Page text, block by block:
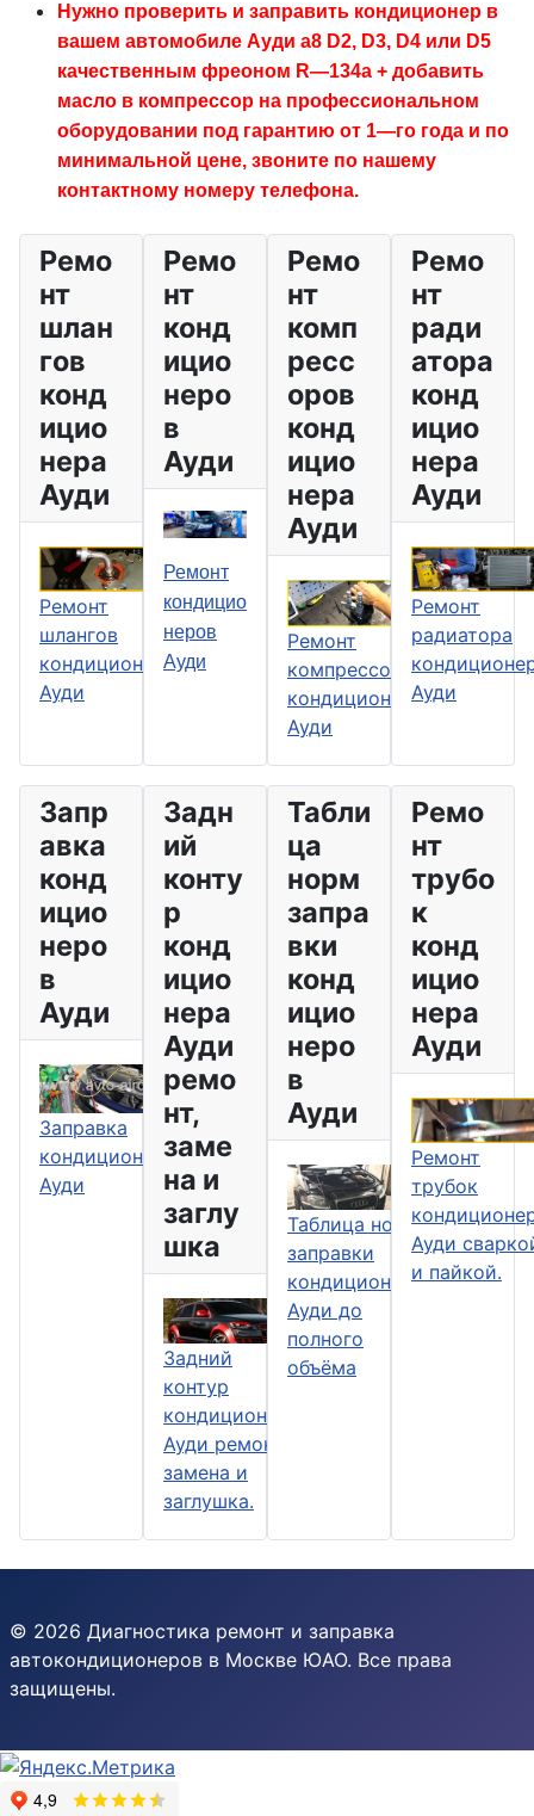
Нужно проверить и заправить кондиционер в
вашем автомобиле Ауди a8 D2, D3, D4 или D5
качественным фреоном R—134a + добавить
масло в компрессор на профессиональном
оборудовании под гарантию от 1—го года и по
минимальной цене, звоните по нашему
контактному номеру телефона.
Ремо
нт
шлан
гов
конд
ицио
нера
Ауди
Ремонт
шлангов
кондиционера
Ауди
Ремо
нт
конд
ицио
неро
в
Ауди
Ремонт
кондицио
неров
Ауди
Ремо
нт
комп
ресс
оров
конд
ицио
нера
Ауди
Ремонт
компрессоров
кондиционера
Ауди
Ремо
нт
ради
атора
конд
ицио
нера
Ауди
Ремонт
радиатора
Ауди
Запр
авка
конд
ицио
неро
в
Ауди
Заправка
кондиционеров
Ауди
Задн
ий
конту
р
конд
ицио
нера
Ауди
ремо
нт,
заме
на и
заглу
шка
Задний
контур
кондиционера
Ауди ремонт,
замена и
заглушка.
Табли
ца
норм
запра
вки
конд
ицио
неро
в
Ауди
Таблица норм
заправки
кондиционера
Ауди до
полного
объёма
Ремо
нт
трубо
к
конд
ицио
нера
Ауди
Ремонт
трубок
Ауди
и пайкой.
© 2026 Диагностика ремонт и заправка
автокондиционеров в Москве ЮАО. Все права
защищены.